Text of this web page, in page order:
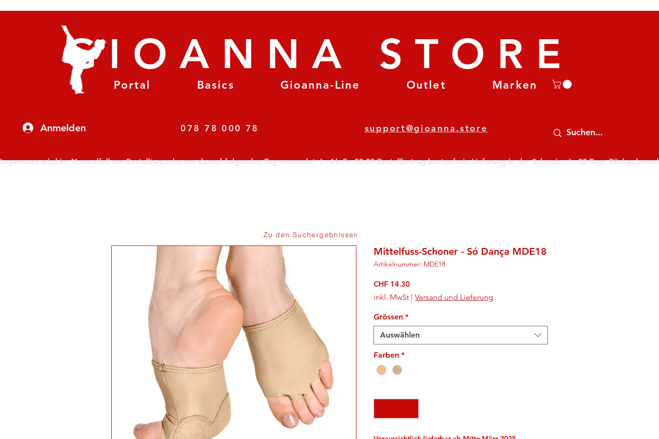
Anmelden
Portal Basics Gioanna-Line Outlet Marken
GIOANNA STORE
078 78 000 78 support@gioanna.store
Lagerware wird im Normalfall am Bestelltag oder am darauf folgenden Tag versendet  I   Ab Fr. 50.00 Bestellbetrag kostenfreie Lieferung in der Schweiz   I   30 Tage
Mittelfuss-Schoner - Só Dança MDE18
Artikelnummer: MDE18
CHF 14.30Preis
inkl. MwSt | Versand und Lieferung
Grössen *
Auswählen
Farben *
Zu den Suchergebnissen